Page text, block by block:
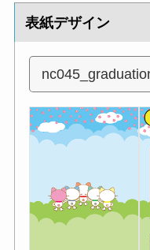
表紙デザイン